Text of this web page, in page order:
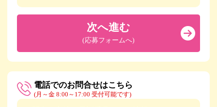
次へ進む
(応募フォームへ)
電話でのお問合せはこちら
(月～金 8:00～17:00 受付可能です)